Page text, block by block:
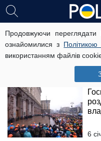
Продовжуючи
ознайомилися з Політикою
використанням файлів
24
6